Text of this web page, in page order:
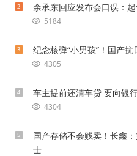
2 余承东回应发布会口误：
5184
3 纪念核弹“小男孩”！国产
4305
4 车主提前还清车贷 要向银
4304
5
国产存储不会贱卖！长鑫
士